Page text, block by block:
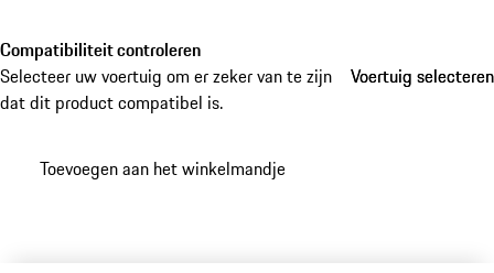
Compatibiliteit controleren
Selecteer uw voertuig om er zeker van te zijn
dat dit product compatibel is.
Voertuig selecteren
Voertuig selecteren
Toevoegen aan het winkelmandje